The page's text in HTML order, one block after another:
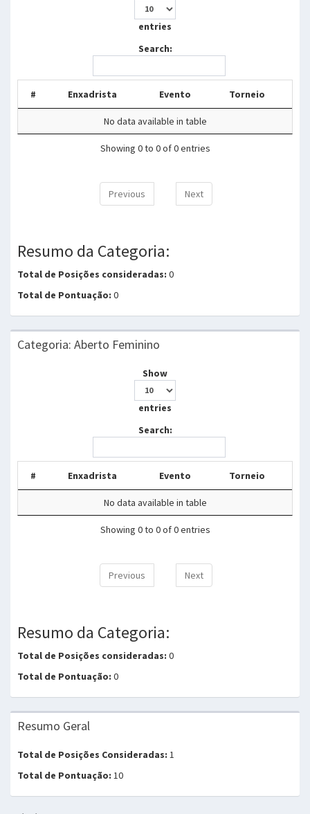
entries
Search:
# Enxadrista Evento Torneio
No data available in table
Showing 0 to 0 of 0 entries
Previous Next
Resumo da Categoria:
Total de Posições consideradas: 0
Total de Pontuação: 0
Categoria: Aberto Feminino
Show
entries
Search:
# Enxadrista Evento Torneio
No data available in table
Showing 0 to 0 of 0 entries
Previous Next
Resumo da Categoria:
Total de Posições consideradas: 0
Total de Pontuação: 0
Resumo Geral
Total de Posições Consideradas: 1
Total de Pontuação: 10